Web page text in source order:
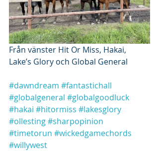
Från vänster Hit Or Miss, Hakai,
Lake’s Glory och Global General
#dawndream #fantastichall
#globalgeneral #globalgoodluck
#hakai #hitormiss #lakesglory
#ollesting#sharpopinion
#timetorun #wickedgamechords
#willywest